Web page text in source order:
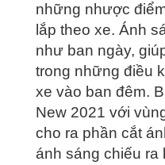
những nhược
lắp theo xe. Ánh
như ban ngày,
trong những điều
xe vào ban đêm.
New 2021 với
cho ra phần cắt
ánh sáng chiếu ra